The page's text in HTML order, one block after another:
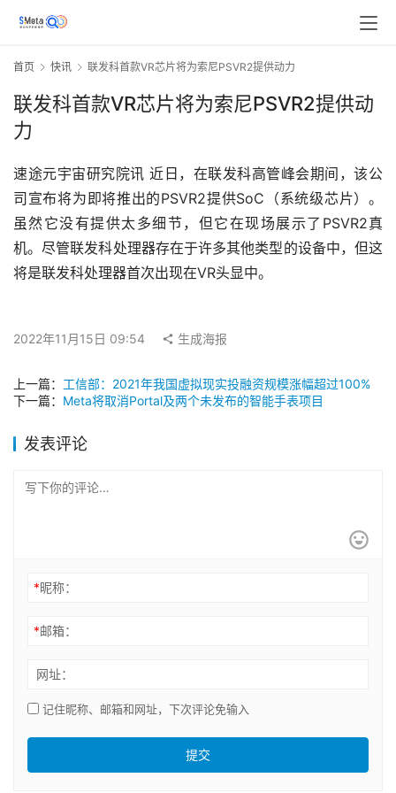
首页 快讯 联发科首款VR芯片将为索尼PSVR2提供动力
联发科首款VR芯片将为索尼PSVR2提供动
力
速途元宇宙研究院讯 近日，在联发科高管峰会期间，该公
司宣布将为即将推出的PSVR2提供SoC（系统级芯片）。
虽然它没有提供太多细节，但它在现场展示了PSVR2真
机。尽管联发科处理器存在于许多其他类型的设备中，但这
将是联发科处理器首次出现在VR头显中。
2022年11月15日 09:54 生成海报
上一篇： 工信部：2021年我国虚拟现实投融资规模涨幅超过100%
下一篇： Meta将取消Portal及两个未发布的智能手表项目
发表评论
*昵称：
*邮箱：
网址：
记住昵称、邮箱和网址，下次评论免输入
提交